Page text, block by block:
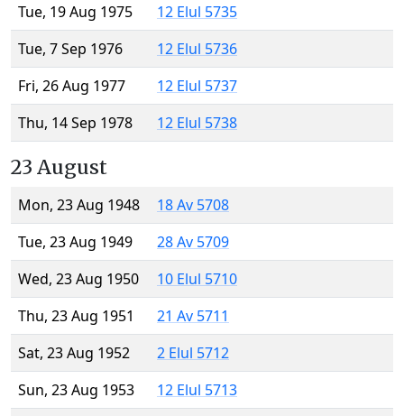
Tue, 19 Aug 1975
12 Elul 5735
Tue, 7 Sep 1976
12 Elul 5736
Fri, 26 Aug 1977
12 Elul 5737
Thu, 14 Sep 1978
12 Elul 5738
23 August
Mon, 23 Aug 1948
18 Av 5708
Tue, 23 Aug 1949
28 Av 5709
Wed, 23 Aug 1950
10 Elul 5710
Thu, 23 Aug 1951
21 Av 5711
Sat, 23 Aug 1952
2 Elul 5712
Sun, 23 Aug 1953
12 Elul 5713